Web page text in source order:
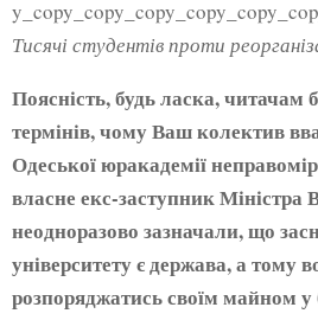
Тисячі студентів проти
Поясність, будь ласка, читачам
термінів, чому Ваш колектив
Одеської юракадемії
власне екс-заступник
неодноразово зазначали, що
університету є держава, а тому
розпоряджатись своїм майном у